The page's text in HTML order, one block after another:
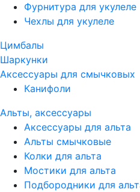
Фурнитура для укулеле
Чехлы для укулеле
Цимбалы
Шаркунки
Аксессуары для смычковых
Канифоли
Альты, аксессуары
Аксессуары для альта
Альты смычковые
Колки для альта
Мостики для альта
Подбородники для